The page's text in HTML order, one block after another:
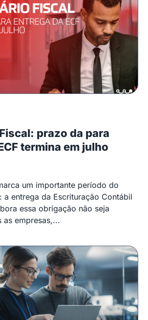
prazo da para
termina em julho
um importante período do
a entrega da Escrituração Contábil
essa obrigação não seja
as empresas,...